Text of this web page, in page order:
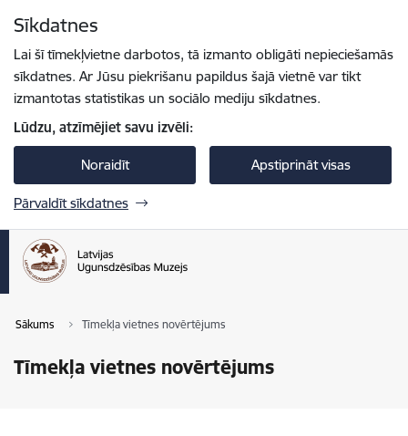
Sīkdatnes
Lai šī tīmekļvietne darbotos, tā izmanto obligāti nepieciešamās
sīkdatnes. Ar Jūsu piekrišanu papildus šajā vietnē var tikt
izmantotas statistikas un sociālo mediju sīkdatnes.
Lūdzu, atzīmējiet savu izvēli:
Noraidīt Apstiprināt visas
Pārvaldīt sīkdatnes
Sākums Tīmekļa vietnes novērtējums
Tīmekļa vietnes novērtējums